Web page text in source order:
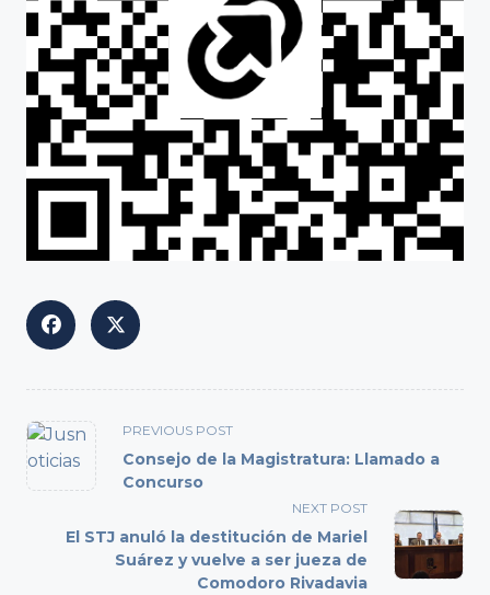
<span
class="nav-
subtitle
reader-
text">Page</span>
PREVIOUS POST
Consejo de la Magistratura: Llamado a
Concurso
NEXT POST
El STJ anuló la destitución de Mariel
Suárez y vuelve a ser jueza de
Comodoro Rivadavia